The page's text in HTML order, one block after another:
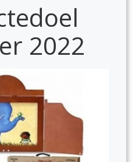
2022